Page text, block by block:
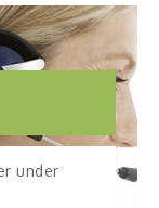
under